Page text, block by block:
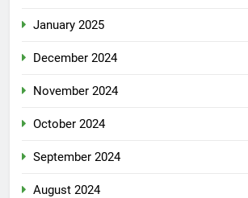
January 2025
December 2024
November 2024
October 2024
September 2024
August 2024